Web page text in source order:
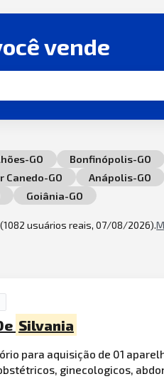
vende
GO Bonfinópolis-GO
Canedo-GO Anápolis-GO
Goiânia-GO
usuários reais, 07/08/2026).
Silvania
para aquisição de 01
ginecologicos,